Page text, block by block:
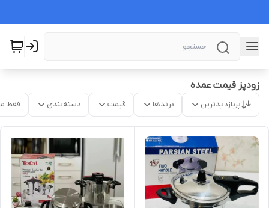
زودپز قیمت عمده
پربازدیدترین برندها قیمت دسته‌بندی فقط